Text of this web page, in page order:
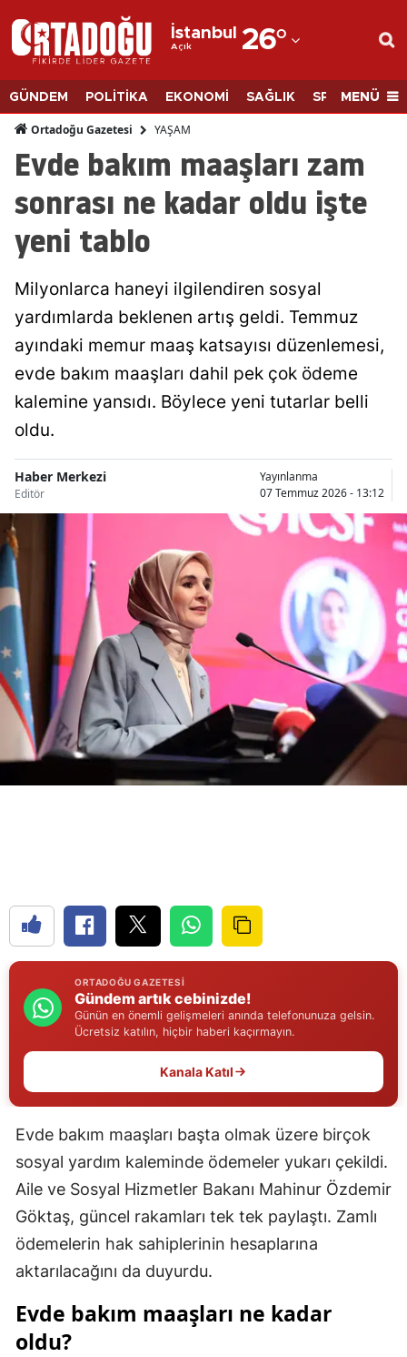
İstanbul
Açık 26°
Adana
Adıyaman
Afyonkarahisar
Ağrı
Amasya
Antalya
Artvin
Aydın
Bingöl
Burdur
Bursa
Çanakkale
Çankırı
Çorum
Denizli
Erzincan
Erzurum
Gaziantep
Hakkari
Hatay
Isparta
Mersin
İzmir
GÜNDEM POLİTİKA EKONOMİ SAĞLIK SPORMENÜ
Ortadoğu Gazetesi YAŞAM
Evde bakım maaşları zam
sonrası ne kadar oldu işte
yeni tablo
Milyonlarca haneyi ilgilendiren sosyal
yardımlarda beklenen artış geldi. Temmuz
ayındaki memur maaş katsayısı düzenlemesi,
evde bakım maaşları dahil pek çok ödeme
kalemine yansıdı. Böylece yeni tutarlar belli
oldu.
Haber Merkezi
Editör
Yayınlanma
07 Temmuz 2026 - 13:12
ORTADOĞU GAZETESI
Gündem artık cebinizde!
Günün en önemli gelişmeleri anında telefonunuza gelsin.
Ücretsiz katılın, hiçbir haberi kaçırmayın.
Kanala Katıl
Evde bakım maaşları başta olmak üzere birçok
sosyal yardım kaleminde ödemeler yukarı çekildi.
Aile ve Sosyal Hizmetler Bakanı Mahinur Özdemir
Göktaş, güncel rakamları tek tek paylaştı. Zamlı
ödemelerin hak sahiplerinin hesaplarına
aktarılacağını da duyurdu.
Evde bakım maaşları ne kadar
oldu?